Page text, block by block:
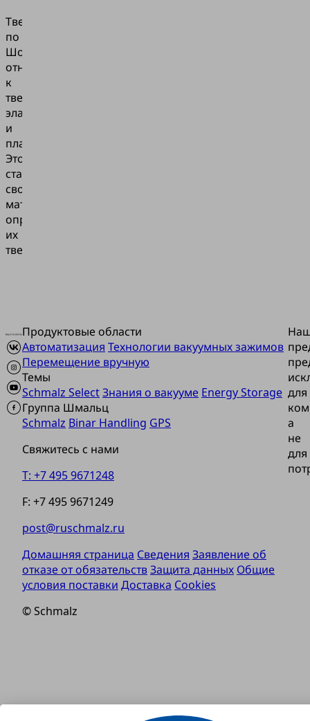
Твердость
по
Шору
относится
к
твердости
эластомеров
и
пластиков.
Это
стандартизированное
свойство
материалов,
определяющее
их
твердость.
Продуктовые области
Автоматизация Технологии вакуумных зажимов
Перемещение вручную
Темы
Schmalz SelectЗнания о вакууме Energy Storage
Группа Шмальц
Schmalz Binar Handling GPS
Свяжитесь с нами
T: +7 495 9671248
F: +7 495 9671249
post@ruschmalz.ru
для
а
не
для
Домашняя страница Сведения Заявление об
отказе от обязательствЗащита данных Общие
условия поставки Доставка Cookies
© Schmalz